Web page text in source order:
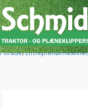
Forside Entreprenørmaskiner